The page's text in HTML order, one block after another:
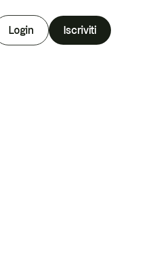
Login Iscriviti